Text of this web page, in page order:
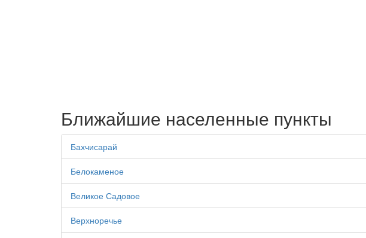
Ближайшие населенные пункты
Бахчисарай
Белокаменое
Великое Садовое
Верхноречье